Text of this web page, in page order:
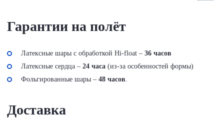
Гарантии на полёт
Латексные шары с обработкой Hi-float – 36 часов
Латексные сердца – 24 часа (из-за особенностей формы)
Фольгированные шары – 48 часов
Доставка